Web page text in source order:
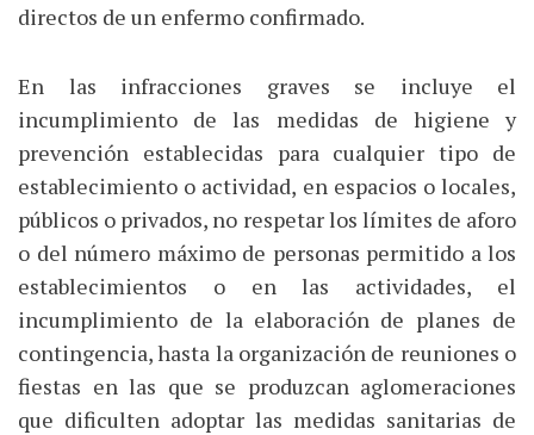
directos de un enfermo confirmado.
En las infracciones graves se incluye el
incumplimiento de las medidas de higiene y
prevención establecidas para cualquier tipo de
establecimiento o actividad, en espacios o locales,
públicos o privados, no respetar los límites de aforo
o del número máximo de personas permitido a los
establecimientos o en las actividades, el
incumplimiento de la elaboración de planes de
contingencia, hasta la organización de reuniones o
fiestas en las que se produzcan aglomeraciones
que dificulten adoptar las medidas sanitarias de